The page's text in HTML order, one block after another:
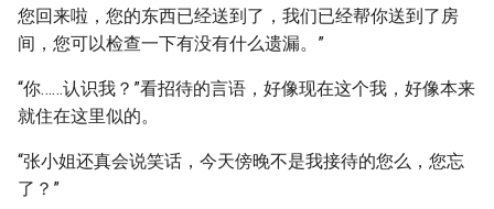
您回来啦，您的东西已经送到了，我们已经帮你送到了房
间，您可以检查一下有没有什么遗漏。”
“你……认识我？”看招待的言语，好像现在这个我，好像本来
就住在这里似的。
“张小姐还真会说笑话，今天傍晚不是我接待的您么，您忘
了？”